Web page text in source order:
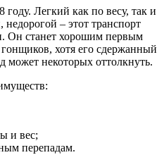
Легкий как по весу, так и
– этот транспорт
Он станет хорошим первым
хотя его сдержанный
может некоторых оттолкнуть.
и вес;
перепадам.